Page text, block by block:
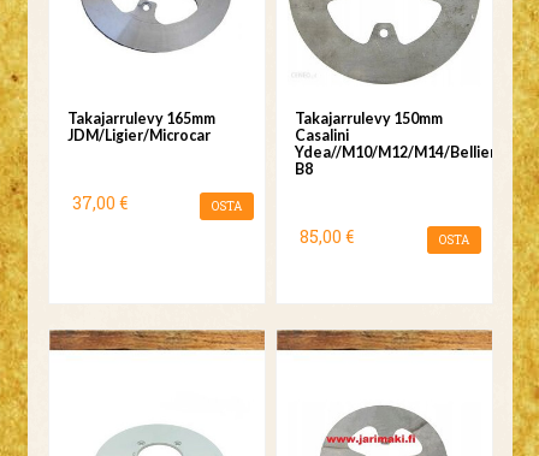
Takajarrulevy 165mm
JDM/Ligier/Microcar
37,00 € OSTA
Takajarrulevy 150mm
Casalini
Ydea//M10/M12/M14/Bellier
B8
85,00 € OSTA